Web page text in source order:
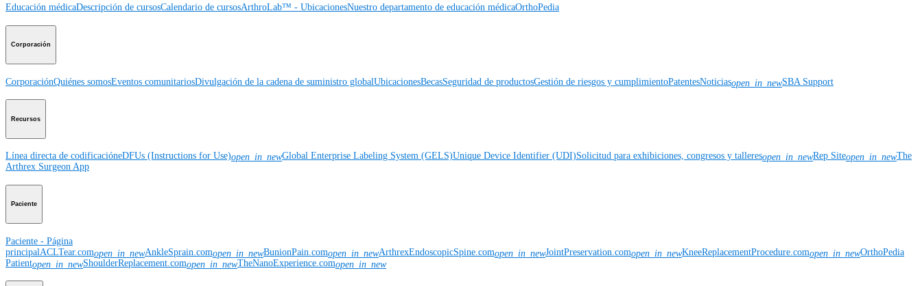
Educación médicaDescripción de cursosCalendario de cursosArthroLab™ - UbicacionesNuestro departamento de educación médicaOrthoPedia
Corporación
CorporaciónQuiénes somosEventos comunitariosDivulgación de la cadena de suministro globalUbicacionesBecasSeguridad de productosGestión de riesgos y cumplimientoPatentesNoticiasopen_in_newSBA Support
Recursos
Línea directa de codificacióneDFUs (Instructions for Use)open_in_newGlobal Enterprise Labeling System (GELS)Unique Device Identifier (UDI)Solicitud para exhibiciones, congresos y talleresopen_in_newRep Siteopen_in_newThe
Arthrex Surgeon App
Paciente
Paciente - Página
principalACLTear.comopen_in_newAnkleSprain.comopen_in_newBunionPain.comopen_in_newArthrexEndoscopicSpine.comopen_in_newJointPreservation.comopen_in_newKneeReplacementProcedure.comopen_in_newOrthoPedia
Patientopen_in_newShoulderReplacement.comopen_in_newTheNanoExperience.comopen_in_new